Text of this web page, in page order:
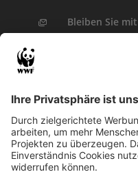
Bleiben Sie